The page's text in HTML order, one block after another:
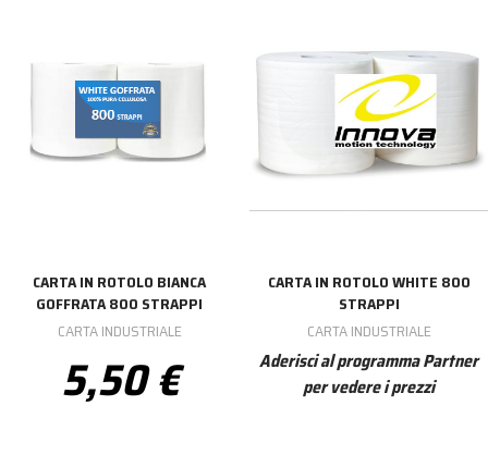
CARTA IN ROTOLO BIANCA
GOFFRATA 800 STRAPPI
CARTA INDUSTRIALE
5,50 €
CARTA IN ROTOLO WHITE 800
STRAPPI
CARTA INDUSTRIALE
Aderisci al programma Partner
per vedere i prezzi